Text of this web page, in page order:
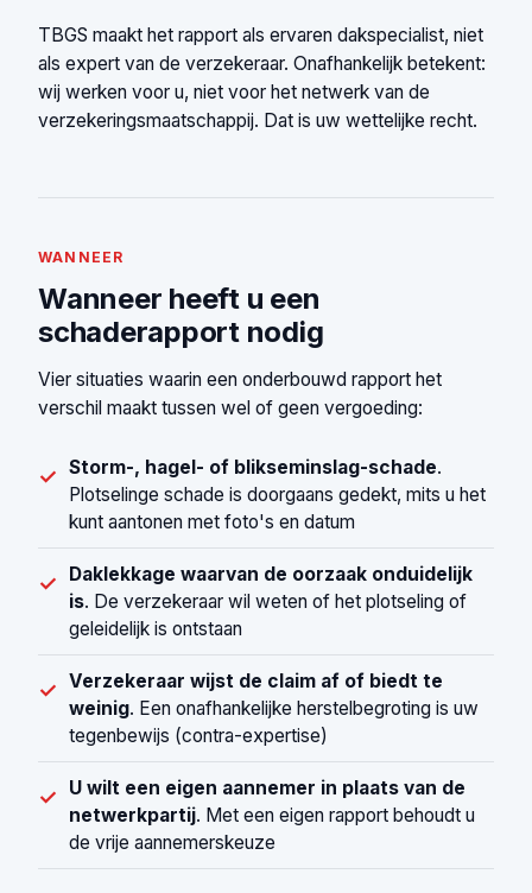
TBGS maakt het rapport als ervaren dakspecialist, niet
als expert van de verzekeraar. Onafhankelijk betekent:
wij werken voor u, niet voor het netwerk van de
verzekeringsmaatschappij. Dat is uw wettelijke recht.
WANNEER
Wanneer heeft u een
schaderapport nodig
Vier situaties waarin een onderbouwd rapport het
verschil maakt tussen wel of geen vergoeding:
✓ Storm-, hagel- of blikseminslag-schade.
Plotselinge schade is doorgaans gedekt, mits u het
kunt aantonen met foto's en datum
✓
Daklekkage waarvan de oorzaak onduidelijk
is. De verzekeraar wil weten of het plotseling of
geleidelijk is ontstaan
✓ Verzekeraar wijst de claim af of biedt te
weinig. Een onafhankelijke herstelbegroting is uw
tegenbewijs (contra-expertise)
✓
U wilt een eigen aannemer in plaats van de
netwerkpartij. Met een eigen rapport behoudt u
de vrije aannemerskeuze